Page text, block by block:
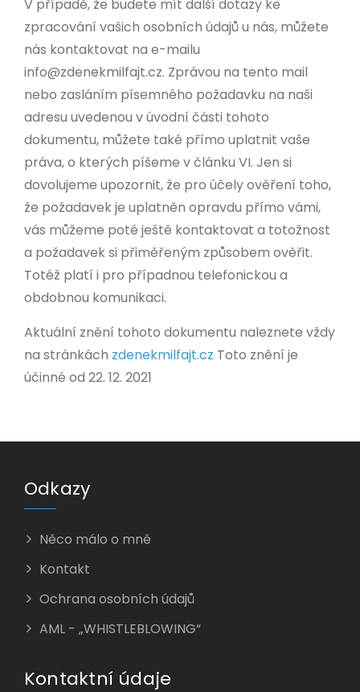
V případě, že budete mít další dotazy ke
zpracování vašich osobních údajů u nás, můžete
nás kontaktovat na e-mailu
info@zdenekmilfajt.cz. Zprávou na tento mail
nebo zasláním písemného požadavku na naši
adresu uvedenou v úvodní části tohoto
dokumentu, můžete také přímo uplatnit vaše
práva, o kterých píšeme v článku VI. Jen si
dovolujeme upozornit, že pro účely ověření toho,
že požadavek je uplatněn opravdu přímo vámi,
vás můžeme poté ještě kontaktovat a totožnost
a požadavek si přiměřeným způsobem ověřit.
Totéž platí i pro případnou telefonickou a
obdobnou komunikaci.
Aktuální znění tohoto dokumentu naleznete vždy
na stránkách zdenekmilfajt.cz Toto znění je
účinné od 22. 12. 2021
Odkazy
Něco málo o mně
Kontakt
Ochrana osobních údajů
AML - „WHISTLEBLOWING“
Kontaktní údaje